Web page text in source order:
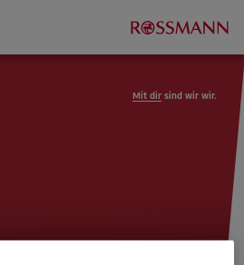
Mit dir sind wir wir.